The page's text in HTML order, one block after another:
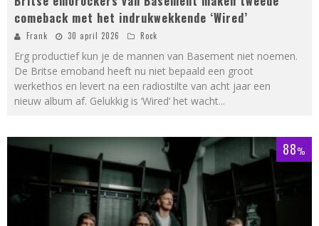
comeback met het indrukwekkende ‘Wired’
Frank 30 april 2026 Rock
Erg productief kun je de mannen van Basement niet noemen.
De Britse emoband heeft nu niet bepaald een groot
werkethos en levert na een radiostilte van acht jaar een
nieuw album af. Gelukkig is ‘Wired’ het wacht...
88%